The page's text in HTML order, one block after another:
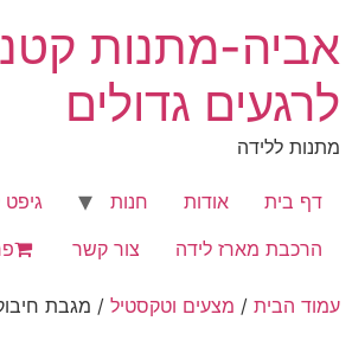
לתוכן
אביה-מתנות
לרגעים גדולים
מתנות ללידה
דף בית אודות חנות
הרכבת מארז לידה
צור קשר
עמוד הבית / מצעים וטקסטיל / מגבת